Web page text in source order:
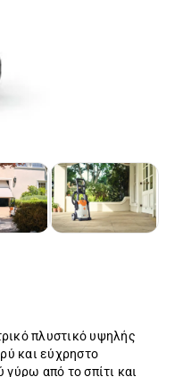
πλυστικό υψηλής
και εύχρηστο
γύρω από το σπίτι και